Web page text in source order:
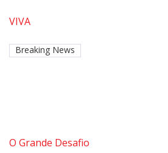
VIVA
Breaking News
O Grande Desafio